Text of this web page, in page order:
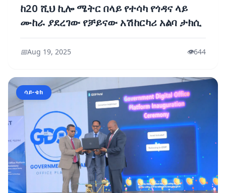
ከ20 ሺህ ኪሎ ሜትር በላይ የተሳካ የጎዳና ላይ
ሙከራ ያደረገው የቻይናው አሽከርካሪ አልባ ታክሲ
📅Aug 19, 2025 👁️644
ሳይ-ቴክ